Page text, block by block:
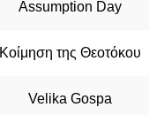
Assumption Day
Κοίμηση της Θεοτόκου
Velika Gospa